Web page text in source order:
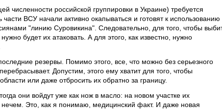
численности российской группировки в Украине) требуется
ВСУ начали активно окапываться и готовят к использованию
"линию Суровикина". Следовательно, для того, чтобы
будет их атаковать. А для этого, как известно, нужно
резервы. Помимо этого, все, что можно без серьезного
Допустим, этого ему хватит для того, чтобы
или даже отбросить их обратно за границу.
они войдут уже как нож в масло: на новом участке их
нечем. Это, как я понимаю, медицинский факт. И даже новая